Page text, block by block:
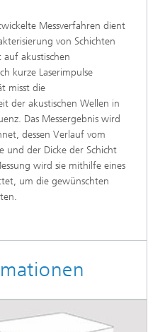
Messverfahren dient
von Schichten
auf akustischen
kurze Laserimpulse
misst die
der akustischen Wellen in
Das Messergebnis wird
dessen Verlauf vom
und der Dicke der Schicht
wird sie mithilfe eines
um die gewünschten